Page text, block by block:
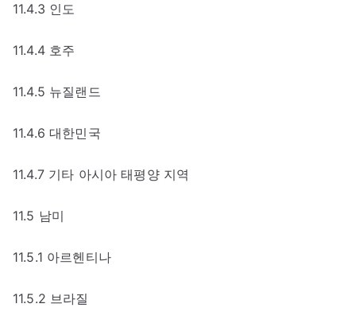
11.4.3 인도
11.4.4 호주
11.4.5 뉴질랜드
11.4.6 대한민국
11.4.7 기타 아시아 태평양 지역
11.5 남미
11.5.1 아르헨티나
11.5.2 브라질